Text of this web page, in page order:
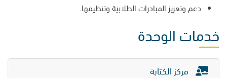
دعم وتعزيز المبادرات الطلابية وتنظيمها.
خدمات الوحدة
مركز الكتابة